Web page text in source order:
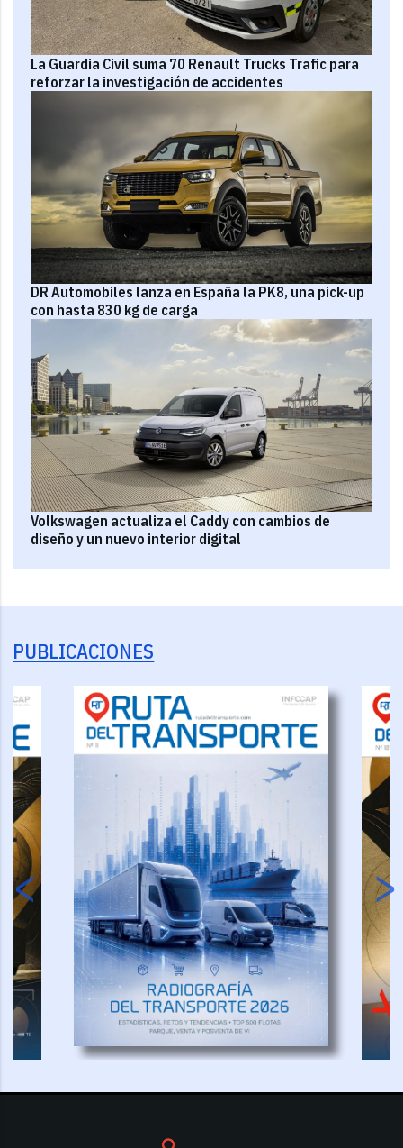
La Guardia Civil suma 70 Renault Trucks Trafic para
reforzar la investigación de accidentes
DR Automobiles lanza en España la PK8, una pick-up
con hasta 830 kg de carga
Volkswagen actualiza el Caddy con cambios de
diseño y un nuevo interior digital
PUBLICACIONES